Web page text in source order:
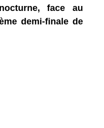
face au
demi-finale de